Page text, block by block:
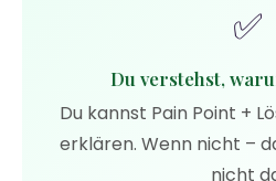
✅
Du verstehst,
Du kannst Pain Point +
erklären. Wenn nicht –
nicht